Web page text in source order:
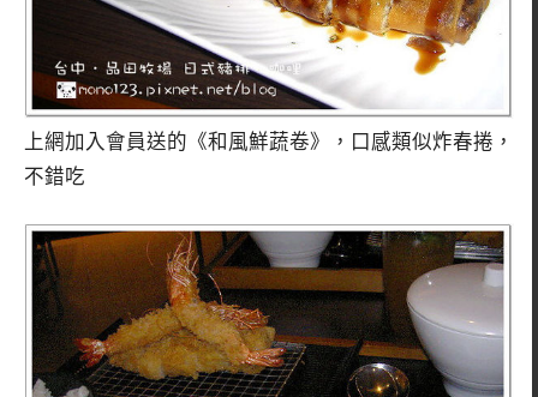
上網加入會員送的《和風鮮蔬卷》，口感類似炸春捲，
不錯吃